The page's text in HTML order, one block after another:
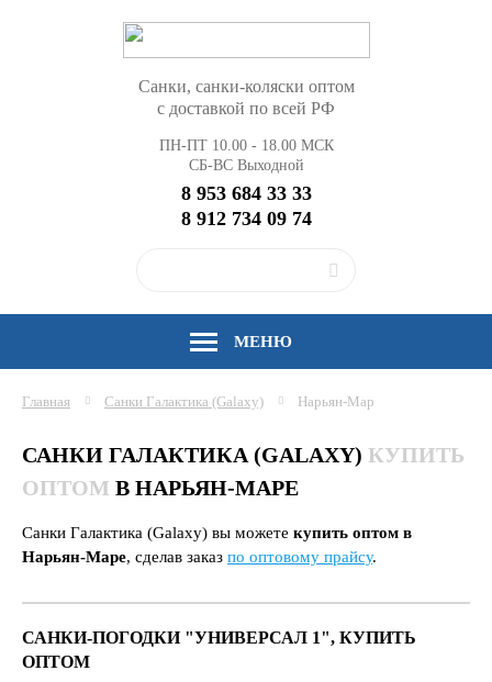
Санки, санки-коляски оптом
с доставкой по всей РФ
ПН-ПТ 10.00 - 18.00 МСК
СБ-ВС Выходной
8 953 684 33 33
8 912 734 09 74
МЕНЮ
Главная Санки Галактика (Galaxy) Нарьян-Мар
САНКИ ГАЛАКТИКА (GALAXY) КУПИТЬ
ОПТОМ В НАРЬЯН-МАРЕ
Санки Галактика (Galaxy) вы можете купить оптом в
Нарьян-Маре, сделав заказ по оптовому прайсу.
САНКИ-ПОГОДКИ "УНИВЕРСАЛ 1", КУПИТЬ
ОПТОМ